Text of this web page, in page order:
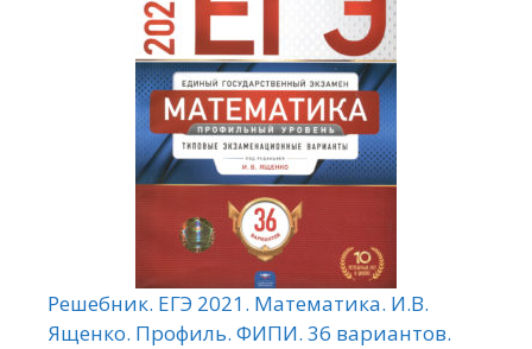
Решебник. ЕГЭ 2021. Математика. И.В.
Ященко. Профиль. ФИПИ. 36 вариантов.